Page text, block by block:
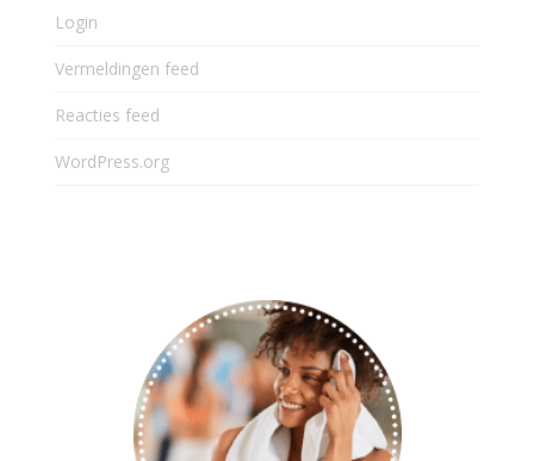
Login
Vermeldingen feed
Reacties feed
WordPress.org